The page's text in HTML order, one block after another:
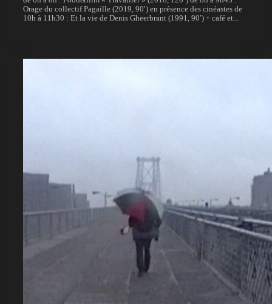
Orage du collectif Pagaille (2019, 90′) en présence des cinéastes de
10h à 11h30 : Et la vie de Denis Gheerbrant (1991, 90′) + café et...